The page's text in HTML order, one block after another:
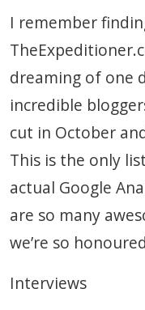
I remember
dreaming of one
incredible
cut in October
This is the only
actual Google
are so many
we’re so
Interviews